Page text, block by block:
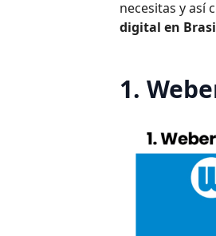
necesitas y así
digital en
1.